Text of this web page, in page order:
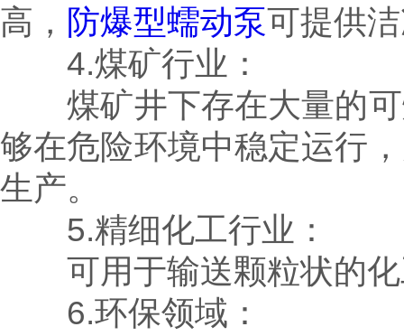
高， 防爆型蠕动泵可提供
4.煤矿行业：
煤矿井下存在大量的可
够在危险环境中稳定运行
生产。
5.精细化工行业：
可用于输送颗粒状的化
6.环保领域：